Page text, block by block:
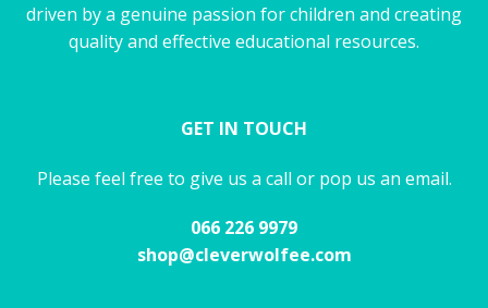
driven by a genuine passion for children and creating
quality and effective educational resources.
GET IN TOUCH
Please feel free to give us a call or pop us an email.
066 226 9979
shop@cleverwolfee.com